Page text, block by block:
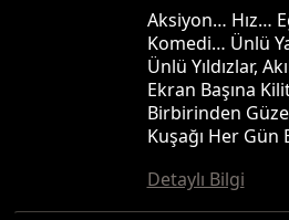
Aksiyon… Hız…
Komedi… Ünlü
Ünlü Yıldızlar,
Ekran Başına
Birbirinden
Kuşağı Her Gün
Detaylı Bilgi